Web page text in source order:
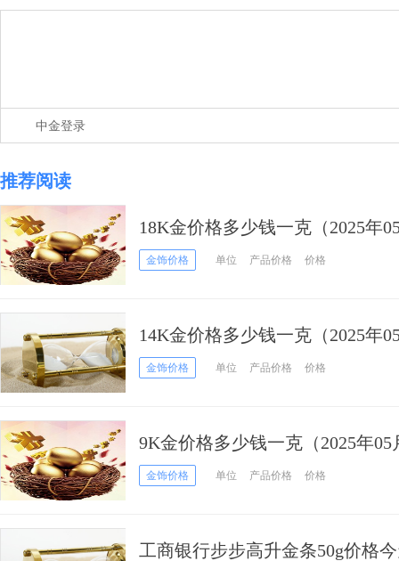
中金登录
推荐阅读
18K金价格多少钱一克（2025年
金饰价格 单位 产品价格 价格
14K金价格多少钱一克（2025年
金饰价格 单位 产品价格 价格
9K金价格多少钱一克（2025年05
金饰价格 单位 产品价格 价格
工商银行步步高升金条50g价格